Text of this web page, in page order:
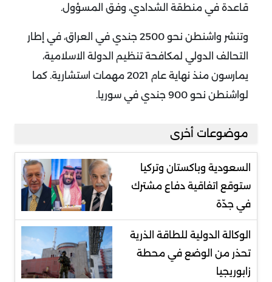
قاعدة في منطقة الشدادي، وفق المسؤول.
وتنشر واشنطن نحو 2500 جندي في العراق، في إطار
التحالف الدولي لمكافحة تنظيم الدولة الاسلامية،
يمارسون منذ نهاية عام 2021 مهمات استشارية. كما
لواشنطن نحو 900 جندي في سوريا.
موضوعات أخرى
السعودية وباكستان وتركيا
ستوقع اتفاقية دفاع مشترك
في جدّة
الوكالة الدولية للطاقة الذرية
تحذر من الوضع في محطة
زابوريجيا